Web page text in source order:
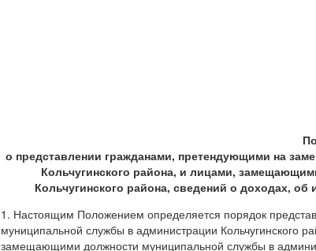
о представлении гражданами, претендующими на
Кольчугинского района, и лицами,
Кольчугинского района, сведений о доходах,
1. Настоящим Положением определяется порядок
муниципальной службы в администрации Кольчугинского
замещающими должности муниципальной службы в